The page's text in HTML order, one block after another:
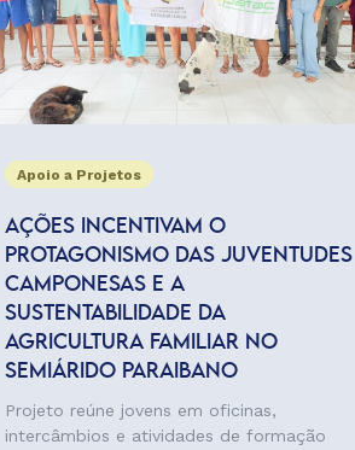
Apoio a Projetos
AÇÕES INCENTIVAM O
PROTAGONISMO DAS JUVENTUDES
CAMPONESAS E A
SUSTENTABILIDADE DA
AGRICULTURA FAMILIAR NO
SEMIÁRIDO PARAIBANO
Projeto reúne jovens em oficinas,
intercâmbios e atividades de formação